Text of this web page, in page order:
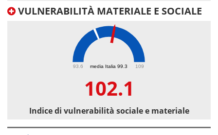
VULNERABILITÀ MATERIALE E SOCIALE
media Italia 99.3
93.6 109
102.1
Indice di vulnerabilità sociale e materiale